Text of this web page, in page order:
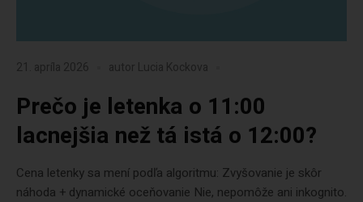
21. apríla 2026 autor Lucia Kockova
Prečo je letenka o 11:00
lacnejšia než tá istá o 12:00?
Cena letenky sa mení podľa algoritmu: Zvyšovanie je skôr
náhoda + dynamické oceňovanie Nie, nepomôže ani inkognito.